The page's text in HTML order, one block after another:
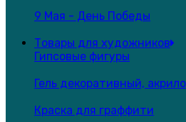
9 Мая - День Победы
Товары для художников
Гипсовые фигуры
Гель декоративный,
Краска для граффити